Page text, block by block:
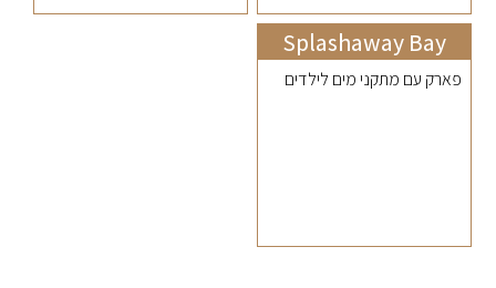
Splashaway Bay
פארק עם מתקני מים לילדים